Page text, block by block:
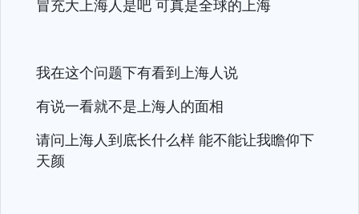
冒充大上海人是吧 可真是全球的上海
我在这个问题下有看到上海人说
有说一看就不是上海人的面相
请问上海人到底长什么样 能不能让我瞻仰下
天颜